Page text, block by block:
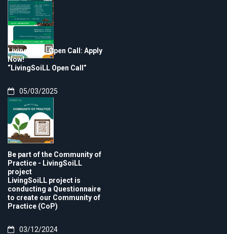
LivingSoiLL Open Call: Apply
Now!
“LivingSoiLL Open Call”
05/03/2025
Be part of the Community of
Practice - LivingSoiLL
project
LivingSoiLL project is
conducting a Questionnaire
to create our Community of
Practice (CoP)
03/12/2024